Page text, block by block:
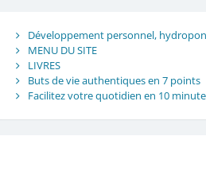
Développement personnel,
MENU DU SITE
LIVRES
Buts de vie authentiques en 7 points
Facilitez votre quotidien en 10